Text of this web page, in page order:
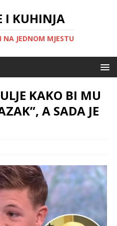
I KUHINJA
NA JEDNOM MJESTU
KAKO BI MU
A SADA JE